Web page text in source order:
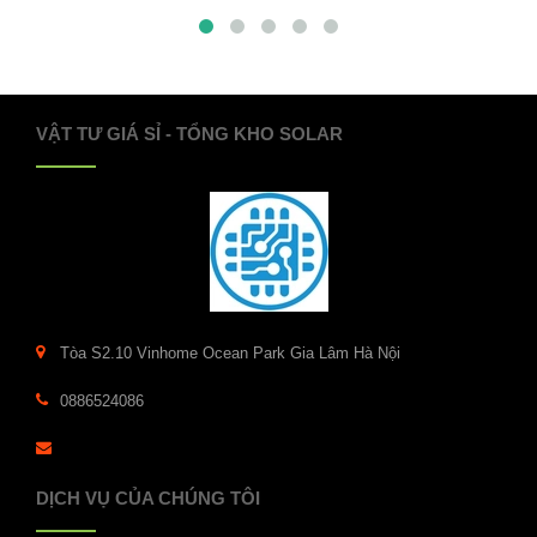
VẬT TƯ GIÁ SỈ - TỔNG KHO SOLAR
Tòa S2.10 Vinhome Ocean Park Gia Lâm Hà Nội
0886524086
DỊCH VỤ CỦA CHÚNG TÔI